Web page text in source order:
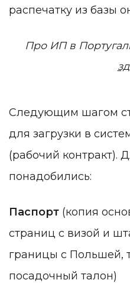
распечатку из базы
Про ИП в
Следующим шагом
для загрузки в
(рабочий контракт).
понадобились:
Паспорт (копия
страниц с визой и
границы с Польшей,
посадочный талон)